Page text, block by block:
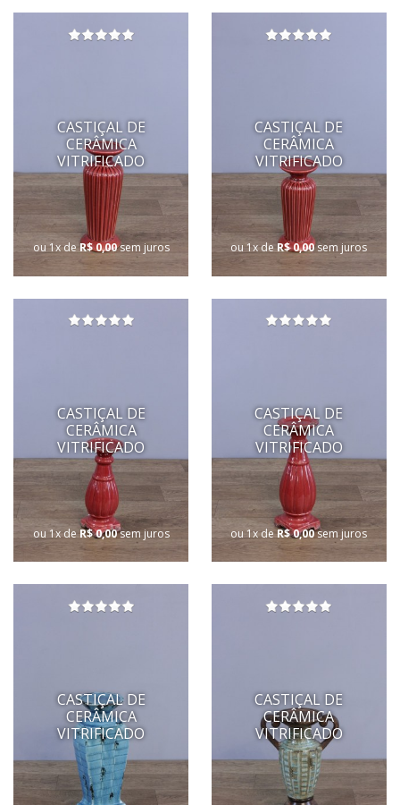
CASTIÇAL DE
CERÂMICA
VITRIFICADO
ou 1x deR$ 0,00sem juros
CASTIÇAL DE
CERÂMICA
VITRIFICADO
ou 1x deR$ 0,00sem juros
CASTIÇAL DE
CERÂMICA
VITRIFICADO
ou 1x deR$ 0,00sem juros
CASTIÇAL DE
CERÂMICA
VITRIFICADO
ou 1x deR$ 0,00sem juros
CASTIÇAL DE
CERÂMICA
VITRIFICADO
CASTIÇAL DE
CERÂMICA
VITRIFICADO